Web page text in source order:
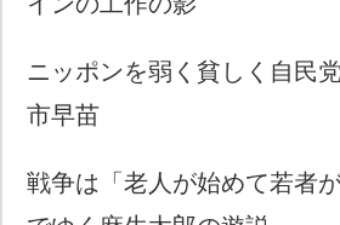
ニッポンを弱く貧しく自民
市早苗
戦争は「老人が始めて若者